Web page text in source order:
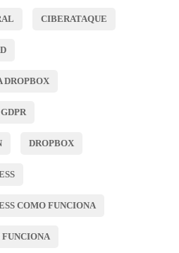
CIBERATAQUE
DROPBOX
DROPBOX
COMO FUNCIONA
FUNCIONA